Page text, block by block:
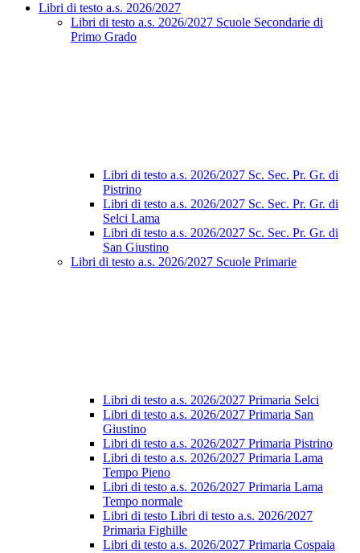
Libri di testo a.s. 2026/2027
Libri di testo a.s. 2026/2027 Scuole Secondarie di
Primo Grado
Libri di testo a.s. 2026/2027 Sc. Sec. Pr. Gr. di
Pistrino
Libri di testo a.s. 2026/2027 Sc. Sec. Pr. Gr. di
Selci Lama
Libri di testo a.s. 2026/2027 Sc. Sec. Pr. Gr. di
San Giustino
Libri di testo a.s. 2026/2027 Scuole Primarie
Libri di testo a.s. 2026/2027 Primaria Selci
Libri di testo a.s. 2026/2027 Primaria San
Giustino
Libri di testo a.s. 2026/2027 Primaria Pistrino
Libri di testo a.s. 2026/2027 Primaria Lama
Tempo Pieno
Libri di testo a.s. 2026/2027 Primaria Lama
Tempo normale
Libri di testo Libri di testo a.s. 2026/2027
Primaria Fighille
Libri di testo a.s. 2026/2027 Primaria Cospaia